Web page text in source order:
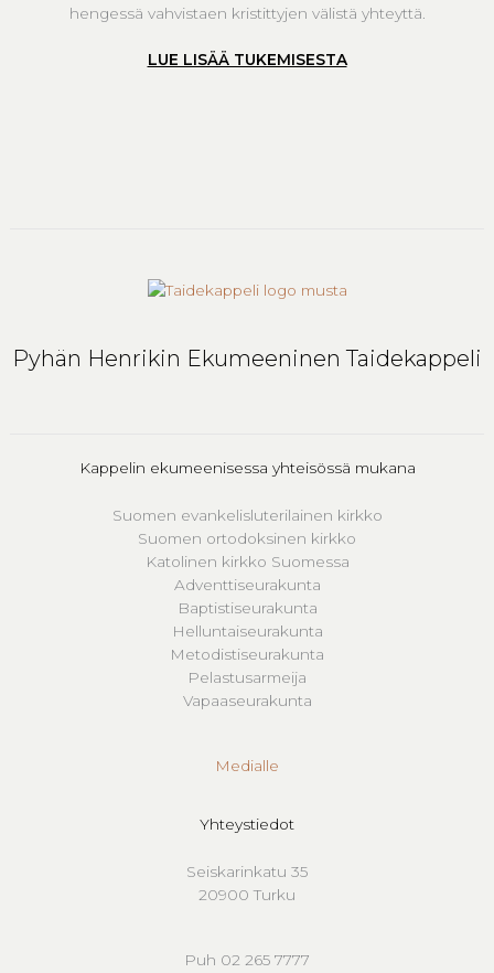
hengessä vahvistaen kristittyjen välistä yhteyttä.
LUE LISÄÄ TUKEMISESTA
Pyhän Henrikin Ekumeeninen Taidekappeli
Kappelin ekumeenisessa yhteisössä mukana
Suomen evankelisluterilainen kirkko
Suomen ortodoksinen kirkko
Katolinen kirkko Suomessa
Adventtiseurakunta
Baptistiseurakunta
Helluntaiseurakunta
Metodistiseurakunta
Pelastusarmeija
Vapaaseurakunta
Medialle
Yhteystiedot
Seiskarinkatu 35
20900 Turku
Puh 02 265 7777